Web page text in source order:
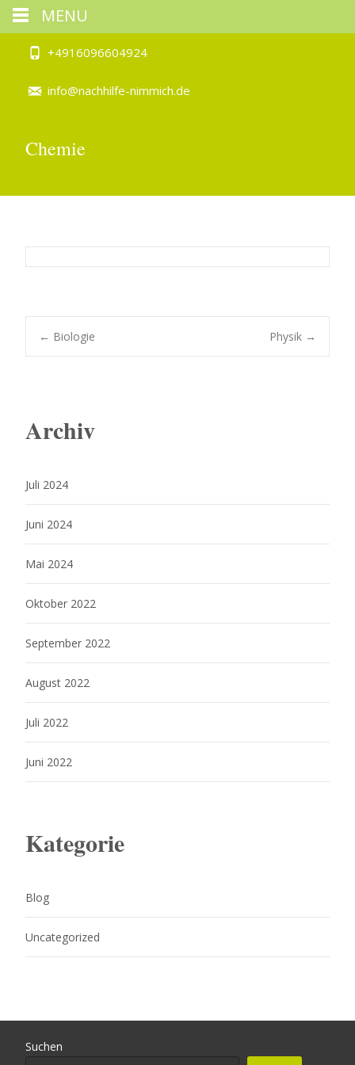
+4916096604924
info@nachhilfe-nimmich.de
Chemie
Post
← Biologie Physik →
Archiv
Juli 2024
Juni 2024
Mai 2024
Oktober 2022
September 2022
August 2022
Juli 2022
Juni 2022
Kategorie
Blog
Uncategorized
Suchen
MENU